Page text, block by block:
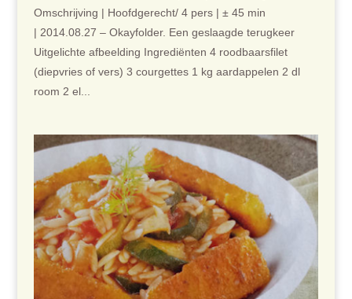
Omschrijving | Hoofdgerecht/ 4 pers | ± 45 min
| 2014.08.27 – Okayfolder. Een geslaagde terugkeer
Uitgelichte afbeelding Ingrediënten 4 roodbaarsfilet
(diepvries of vers) 3 courgettes 1 kg aardappelen 2 dl
room 2 el...